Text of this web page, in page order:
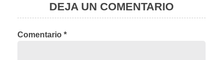
DEJA UN COMENTARIO
Comentario *